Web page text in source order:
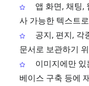
앱 화면, 채팅,
사 가능한 텍스트
공지, 편지, 각
문서로 보관하기
이미지에만 있
베이스 구축 등에